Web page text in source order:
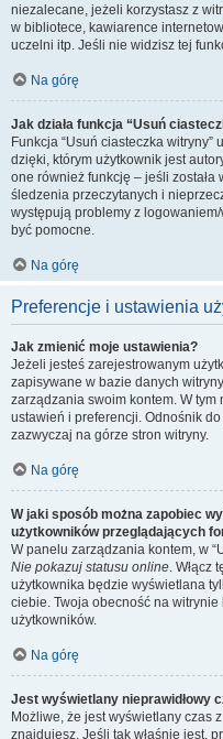
niezalecane, jeżeli korzystasz z
w bibliotece, kawiarence
uczelni itp. Jeśli nie widzisz tej
Na górę
Jak działa funkcja “Usuń
Funkcja “Usuń ciasteczka
dzięki, którym użytkownik jest
one również funkcję – jeśli została
śledzenia przeczytanych i
występują problemy z
być pomocne.
Na górę
Preferencje i ustawienia
Jak zmienić moje ustawienia?
Jeżeli jesteś zarejestrowanym
zapisywane w bazie danych
zarządzania swoim kontem. W
ustawień i preferencji. Odnośnik
zazwyczaj na górze stron witryny.
Na górę
W jaki sposób można zapobiec
użytkowników przeglądających
W panelu zarządzania kontem, w
Nie pokazuj statusu online. Włącz
użytkownika będzie wyświetlana
ciebie. Twoja obecność na
użytkowników.
Na górę
Jest wyświetlany nieprawidłowy
Możliwe, że jest wyświetlany czas
znajdujesz. Jeśli tak właśnie jest,